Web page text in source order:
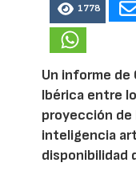
1778
Un informe de
Ibérica entre
proyección de
inteligencia
disponibilidad